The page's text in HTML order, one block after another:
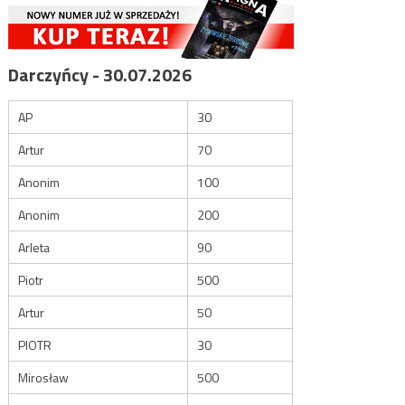
Darczyńcy - 30.07.2026
AP
30
Artur
70
Anonim
100
Anonim
200
Arleta
90
Piotr
500
Artur
50
PIOTR
30
Mirosław
500